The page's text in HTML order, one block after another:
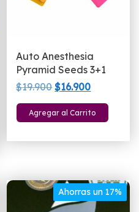
Auto Anesthesia
Pyramid Seeds 3+1
$19.900El
precio
original
$16.900El
precio
actual
Agregar al Carrito
Ahorras un 17%